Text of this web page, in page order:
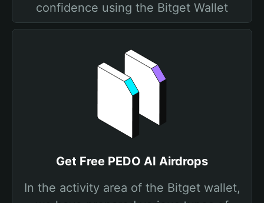
confidence using the Bitget Wallet
Get Free PEDO AI Airdrops
In the activity area of the Bitget wallet,